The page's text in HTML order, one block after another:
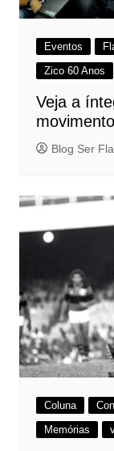
Eventos
Zico 60 Anos
Veja a
Blog Ser
Coluna
Memórias